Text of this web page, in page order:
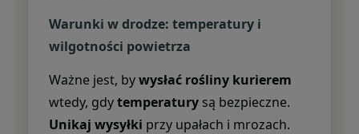
Warunki w drodze: temperatury i
wilgotności powietrza
Ważne jest, bywysłać rośliny kurierem
wtedy, gdytemperatury są bezpieczne.
Unikaj wysyłki przy upałach i mrozach.